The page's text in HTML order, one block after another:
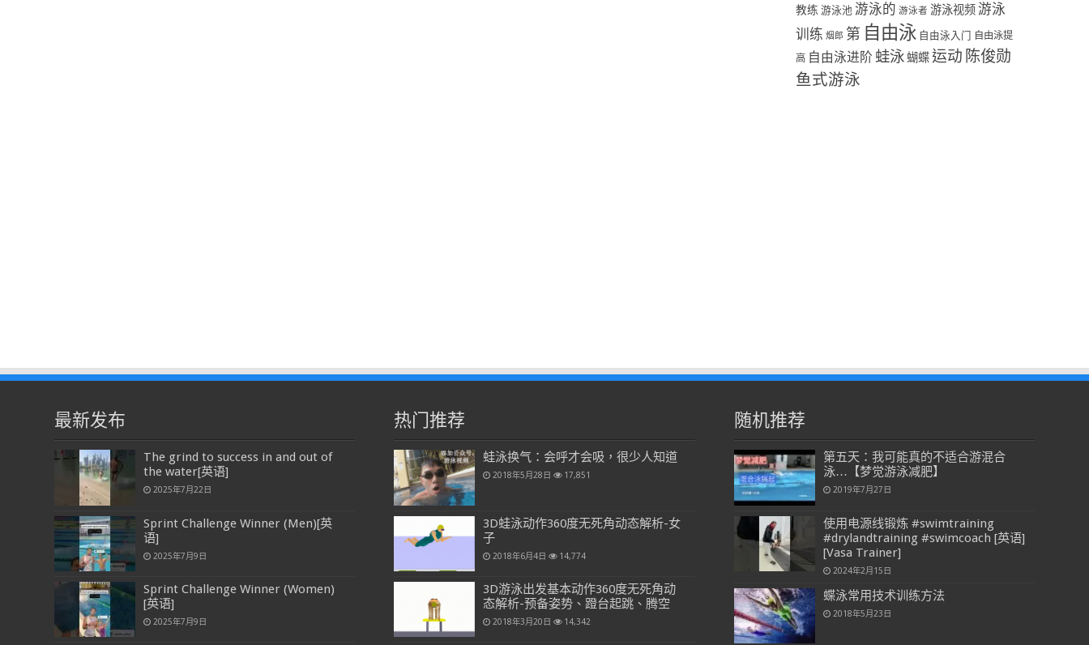
教练 游泳池 游泳的 游泳者 游泳视频 游泳
训练 烟郎 第 自由泳 自由泳入门 自由泳提
高 自由泳进阶 蛙泳蝴蝶运动 陈俊勋
鱼式游泳
最新发布
The grind to success in and out of
the water[英语]
2025年7月22日
Sprint Challenge Winner (Men)[英
语]
2025年7月9日
Sprint Challenge Winner (Women)
[英语]
2025年7月9日
热门推荐
蛙泳换气：会呼才会吸，很少人知道
2018年5月28日 17,851
3D蛙泳动作360度无死角动态解析-女
子
2018年6月4日 14,774
3D游泳出发基本动作360度无死角动
态解析-预备姿势、蹬台起跳、腾空
2018年3月20日 14,342
随机推荐
第五天：我可能真的不适合游混合
泳…【梦觉游泳减肥】
2019年7月27日
使用电源线锻炼 #swimtraining
#drylandtraining #swimcoach [英语]
[Vasa Trainer]
2024年2月15日
蝶泳常用技术训练方法
2018年5月23日